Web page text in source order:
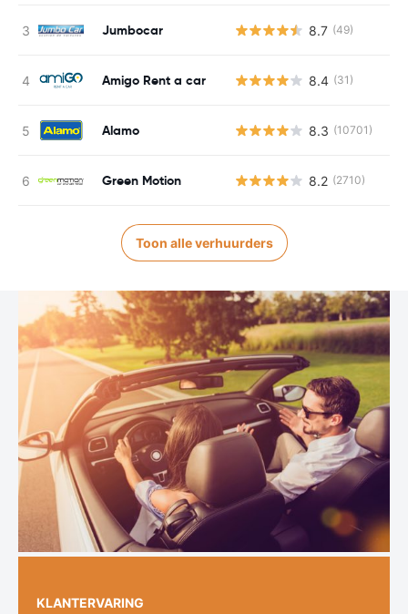
Jumbocar 8.7 (49)
Amigo Rent a car 8.4 (31)
Alamo 8.3 (10701)
Green Motion 8.2 (2710)
Toon alle verhuurders
KLANTERVARING